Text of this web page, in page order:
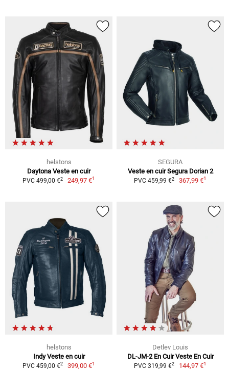
helstons
Daytona Veste en cuir
PVC 499,00 €2 249,97 €1
SEGURA
Veste en cuir Segura Dorian 2
PVC 459,99 €2 367,99 €1
helstons
Indy Veste en cuir
PVC 459,00 €2 399,00 €1
Detlev Louis
DL-JM-2 En Cuir Veste En Cuir
PVC 319,99 €2 144,97 €1